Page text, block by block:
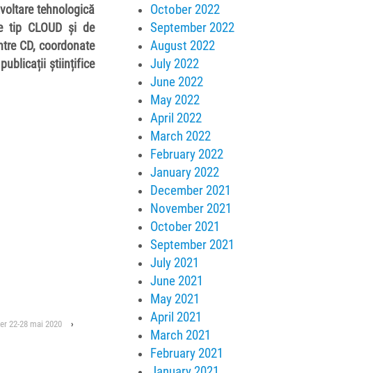
tehnologică
tip CLOUD și de
CD, coordonate
publicații științifice
22-28 mai 2020 ›
October 2022
September 2022
August 2022
July 2022
June 2022
May 2022
April 2022
March 2022
February 2022
January 2022
December 2021
November 2021
October 2021
September 2021
July 2021
June 2021
May 2021
April 2021
March 2021
February 2021